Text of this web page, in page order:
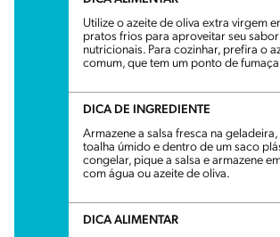
Utilize o azeite de oliva extra virgem
pratos frios para aproveitar seu
nutricionais. Para cozinhar, prefira o
comum, que tem um ponto de
DICA DE INGREDIENTE
Armazene a salsa fresca na
toalha úmido e dentro de um saco
congelar, pique a salsa e armazene
com água ou azeite de oliva.
DICA ALIMENTAR